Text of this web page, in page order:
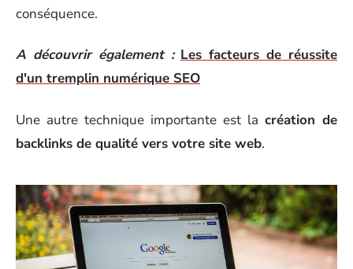
conséquence.
A découvrir également : Les facteurs de réussite
d'un tremplin numérique SEO
Une autre technique importante est la création de
backlinks de qualité vers votre site web.